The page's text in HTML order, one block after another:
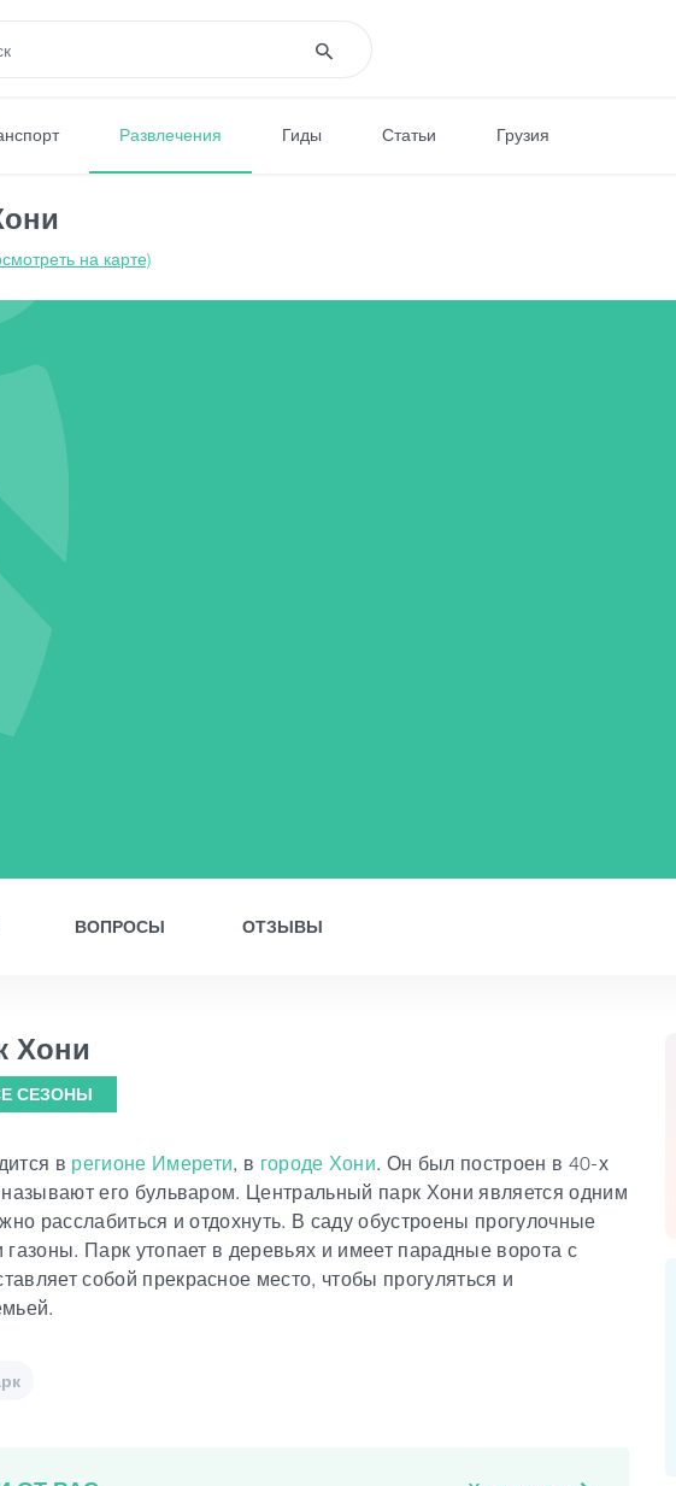
Развлечения Гиды Статьи Грузия
на карте)
ВОПРОСЫ ОТЗЫВЫ
Хони
СЕЗОНЫ
в регионе Имерети, в городе Хони. Он был построен в 40-х
его бульваром. Центральный парк Хони является одним
расслабиться и отдохнуть. В саду обустроены прогулочные
Парк утопает в деревьях и имеет парадные ворота с
собой прекрасное место, чтобы прогуляться и